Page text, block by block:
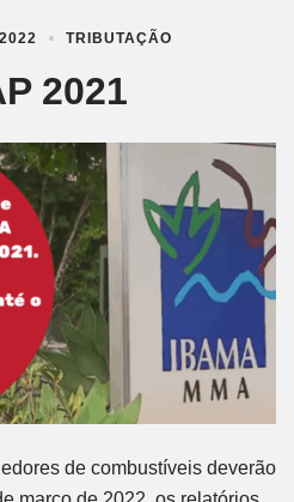
TRIBUTAÇÃO
2021
de combustíveis deverão